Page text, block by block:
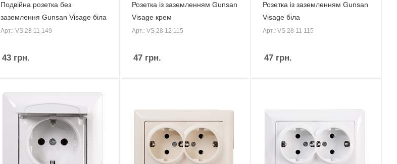
Подвійна розетка без
заземлення Gunsan Visage біла
Арт.: VS 28 11 149
43грн.
Розетка із заземленням Gunsan
Visage крем
Арт.: VS 28 12 115
47грн.
Розетка із заземленням Gunsan
Visage біла
Арт.: VS 28 11 115
47 грн.